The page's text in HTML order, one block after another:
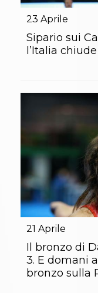
23 Aprile
Sipario sui
l’Italia
21 Aprile
Il bronzo di
3. E domani
bronzo sulla